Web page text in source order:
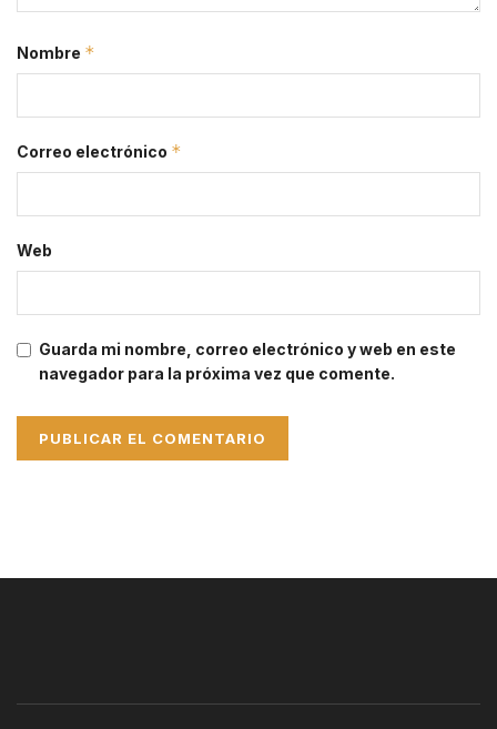
Nombre *
Correo electrónico *
Web
Guarda mi nombre, correo electrónico y web en este
navegador para la próxima vez que comente.